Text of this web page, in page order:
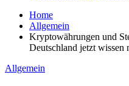
Home
Allgemein
Kryptowährungen und
Deutschland jetzt wissen
Allgemein